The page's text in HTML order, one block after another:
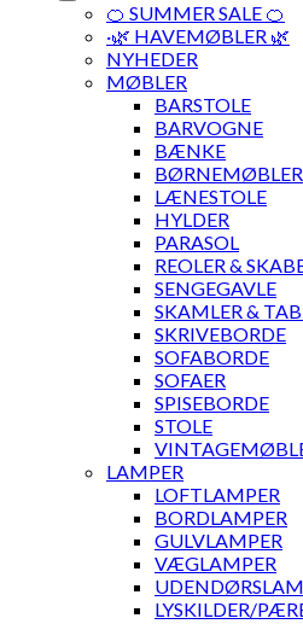
🍊 SUMMER SALE 🍊
·🌿 HAVEMØBLER 🌿
NYHEDER
MØBLER
BARSTOLE
BARVOGNE
BÆNKE
BØRNEMØBLER
LÆNESTOLE
HYLDER
PARASOL
REOLER &
SENGEGAVLE
SKAMLER &
SKRIVEBORDE
SOFABORDE
SOFAER
SPISEBORDE
STOLE
LAMPER
LOFTLAMPER
BORDLAMPER
GULVLAMPER
VÆGLAMPER
LYSKILDER/